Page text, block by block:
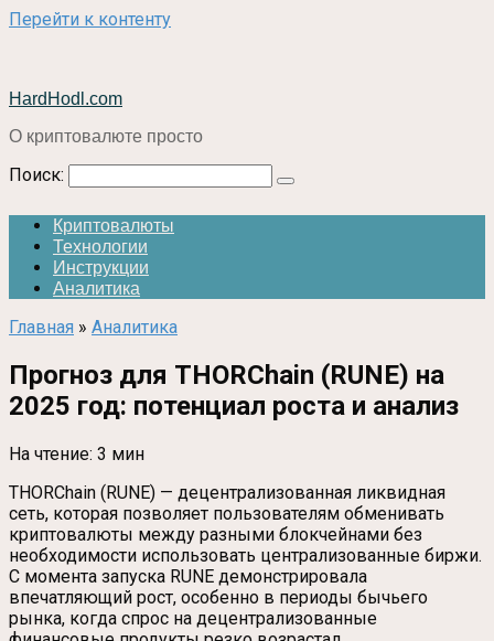
Перейти к контенту
HardHodl.com
О криптовалюте просто
Поиск:
Криптовалюты
Технологии
Инструкции
Аналитика
Главная » Аналитика
Прогноз для THORChain (RUNE) на
2025 год: потенциал роста и анализ
На чтение: 3 мин
THORChain (RUNE) — децентрализованная ликвидная
сеть, которая позволяет пользователям обменивать
криптовалюты между разными блокчейнами без
необходимости использовать централизованные биржи.
С момента запуска RUNE демонстрировала
впечатляющий рост, особенно в периоды бычьего
рынка, когда спрос на децентрализованные